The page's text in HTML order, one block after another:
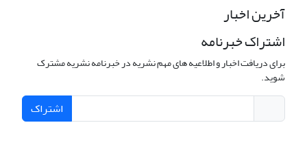
آخرین اخبار
اشتراک خبرنامه
برای دریافت اخبار و اطلاعیه های مهم نشریه در خبرنامه نشریه مشترک
شوید.
اشتراک